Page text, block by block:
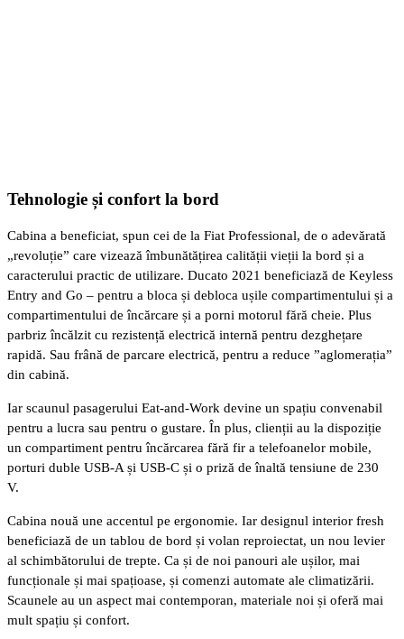
Tehnologie și confort la bord
Cabina a beneficiat, spun cei de la Fiat Professional, de o adevărată
„revoluție” care vizează îmbunătățirea calității vieții la bord și a
caracterului practic de utilizare. Ducato 2021 beneficiază de Keyless
Entry and Go – pentru a bloca și debloca ușile compartimentului și a
compartimentului de încărcare și a porni motorul fără cheie. Plus
parbriz încălzit cu rezistență electrică internă pentru dezghețare
rapidă. Sau frână de parcare electrică, pentru a reduce ”aglomerația”
din cabină.
Iar scaunul pasagerului Eat-and-Work devine un spațiu convenabil
pentru a lucra sau pentru o gustare. În plus, clienții au la dispoziție
un compartiment pentru încărcarea fără fir a telefoanelor mobile,
porturi duble USB-A și USB-C și o priză de înaltă tensiune de 230
V.
Cabina nouă une accentul pe ergonomie. Iar designul interior fresh
beneficiază de un tablou de bord și volan reproiectat, un nou levier
al schimbătorului de trepte. Ca și de noi panouri ale ușilor, mai
funcționale și mai spațioase, și comenzi automate ale climatizării.
Scaunele au un aspect mai contemporan, materiale noi și oferă mai
mult spațiu și confort.